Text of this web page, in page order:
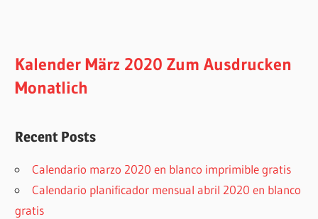
Kalender März 2020 Zum Ausdrucken
Monatlich
Recent Posts
Calendario marzo 2020 en blanco imprimible gratis
Calendario planificador mensual abril 2020 en blanco
gratis